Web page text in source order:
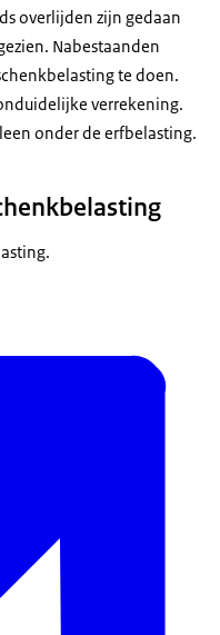
overlijden zijn gedaan
Nabestaanden
te doen.
verrekening.
onder de erfbelasting.